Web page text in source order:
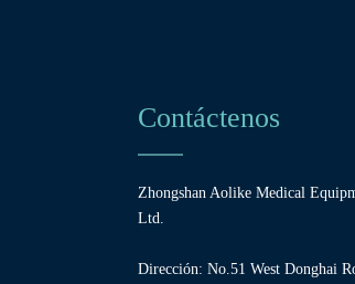
Contáctenos
Zhongshan Aolike Medical
Ltd.
Dirección: No.51 West Donghai